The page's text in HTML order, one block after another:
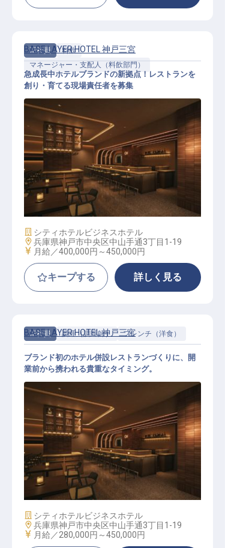
正社員
料飲
マネージャー・支配人（料飲部門）
レストランマネージャー│月給40万
円～／2026年11月開業／実質年休1
12日
BASE LAYER HOTEL 神戸三宮
急成長中ホテルブランドの新拠点！レストランを
創り・育てる現場責任者を募集
施設業態
シティホテルビジネスホテル
勤務地
兵庫県神戸市中央区中山手通3丁目1-19
給与
月給／400,000円～450,000円
キープする 詳しく見る
正社員 調理（調理師） フレンチ（洋食）
キッチン調理│月給28万円～／2026
年11月開業予定／実質年休112日
BASE LAYER HOTEL 神戸三宮
ブランド初のホテル併設レストランづくりに、開
業前から携われる貴重なタイミング。
施設業態
シティホテルビジネスホテル
勤務地
兵庫県神戸市中央区中山手通3丁目1-19
給与
月給／280,000円～450,000円